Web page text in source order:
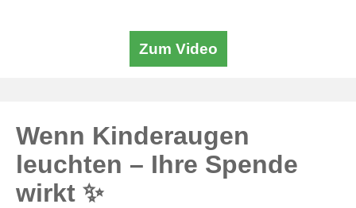
Zum Video
Wenn Kinderaugen
leuchten – Ihre Spende
wirkt ✨